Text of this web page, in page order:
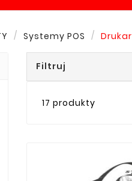
Systemy POS
Filtruj
17 produkty